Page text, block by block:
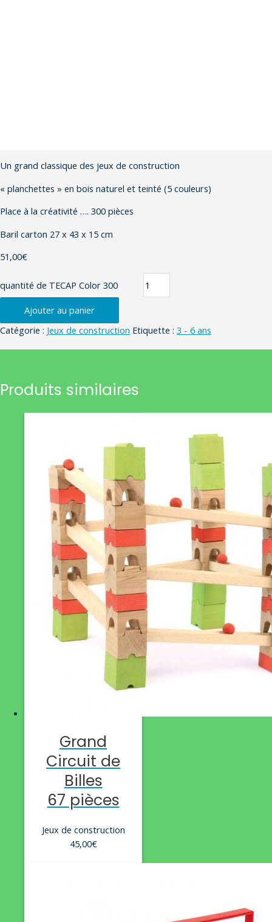
Un grand classique des jeux de construction
« planchettes » en bois naturel et teinté (5 couleurs)
Place à la créativité …. 300 pièces
Baril carton 27 x 43 x 15 cm
51,00€
quantité de TECAP Color 300
Ajouter au panier
Catégorie : Jeux de construction Etiquette : 3 - 6 ans
Produits similaires
Grand
Circuit de
Billes
67 pièces
Jeux de construction
45,00€